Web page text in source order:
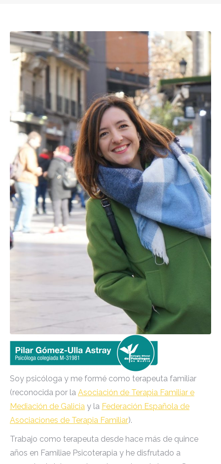
Soy psicóloga y me formé como terapeuta familiar
(reconocida por la Asociación de Terapia Familiar e
Mediación de Galicia y la Federación Española de
Asociaciones de Terapia Familiar).
Trabajo como terapeuta desde hace más de quince
años en Familiae Psicoterapia y he disfrutado a